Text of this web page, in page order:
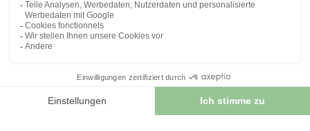
Kontaktieren Sie uns
Sitemap
Unser Kräuterladen
Sicheres Bezahlen